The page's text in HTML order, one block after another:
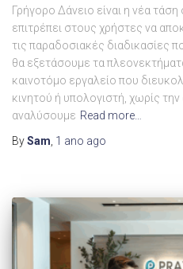
Γρήγορο Δάνειο είναι η νέα
επιτρέπει στους χρήστες να
τις παραδοσιακές διαδικασίες
θα εξετάσουμε τα
καινοτόμο εργαλείο που
κινητού ή υπολογιστή, χωρίς
αναλύσουμε Read more…
BySam 1 ano ago